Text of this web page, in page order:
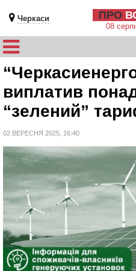
Черкаси ПРО
08
виплатив
“зелений”
02 ВЕРЕСНЯ 2025, 16:40